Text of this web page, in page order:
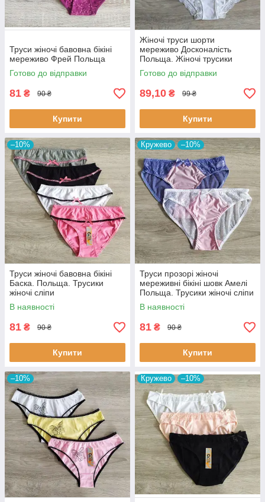
Труси жіночі бавовна бікіні
мереживо Фрей Польща
Готово до відправки
81 ₴ 90 ₴
Купити
Жіночі труси шорти
мереживо Досконалість
Польща. Жіночі трусики
шортами
Готово до відправки
89,10 ₴ 99 ₴
Купити
–10%
Труси жіночі бавовна бікіні
Баска. Польща. Трусики
жіночі сліпи
В наявності
81 ₴ 90 ₴
Купити
Кружево –10%
Труси прозорі жіночі
мереживні бікіні шовк Амелі
Польща. Трусики жіночі сліпи
В наявності
81 ₴ 90 ₴
Купити
–10% Кружево –10%